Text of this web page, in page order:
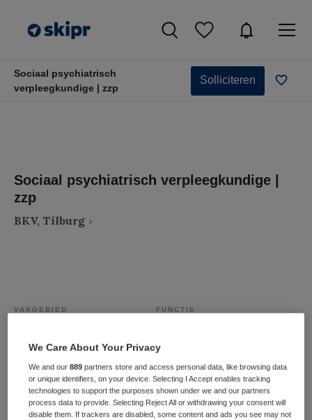
Sociaal psychiatrisch
verpleegkundige | zzp
Solliciteren
Sociaal psychiatrisch verpleegkundige |
zzp
BKV, Tilburg
VAKGEBIED FUNCTIE
BRANCHE
Instelling/tehuis
AANSTELLING
Niet nader bepaald
PLAATSINGSDATUM
8 mei 2025
NIVEAU
HBO
We Care About Your Privacy
We and our889 partners store and access personal data, like browsing data
or unique identifiers, on your device. Selecting I Accept enables tracking
technologies to support the purposes shown under we and our partners
process data to provide. Selecting Reject All or withdrawing your consent will
disable them. If trackers are disabled, some content and ads you see may not